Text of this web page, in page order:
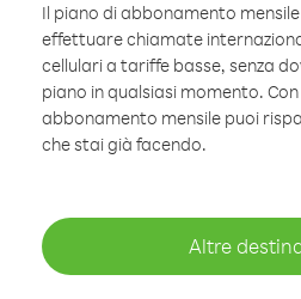
Il piano di abbonamento
effettuare chiamate
cellulari a tariffe basse, senza
piano in qualsiasi momento.
abbonamento mensile puoi
che stai già facendo.
Altre